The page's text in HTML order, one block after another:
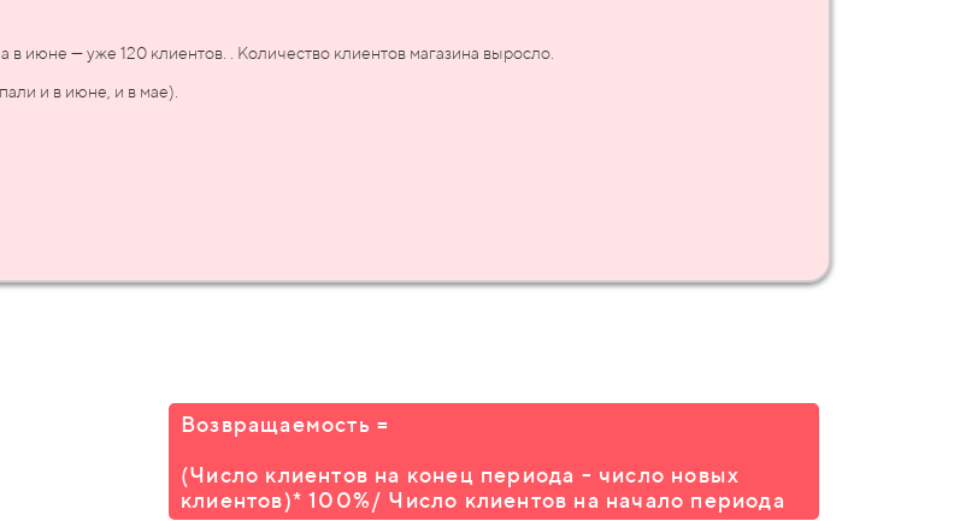
июне — уже 120 клиентов. . Количество клиентов магазина выросло.
и в июне, и в мае).
Возвращаемость =
(Число клиентов на конец периода - число новых
клиентов)* 100%/ Число клиентов на начало периода